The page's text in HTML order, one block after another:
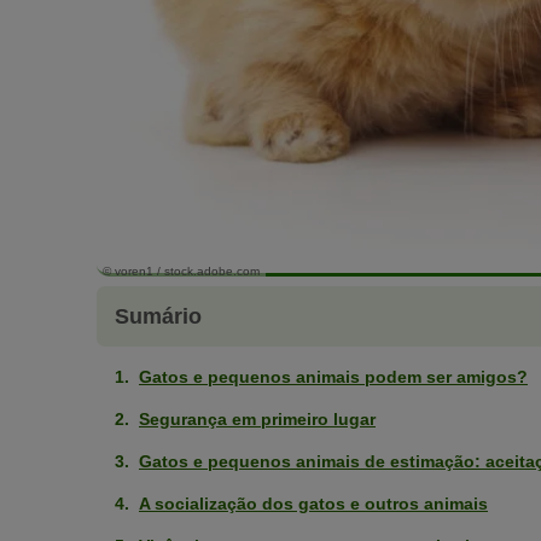
© voren1 / stock.adobe.com
Sumário
Gatos e pequenos animais podem ser amigos?
Segurança em primeiro lugar
Gatos e pequenos animais de estimação:
A socialização dos gatos e outros animais